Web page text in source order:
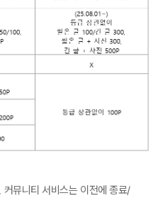
뮤니티 서비스는 이전에 종료/